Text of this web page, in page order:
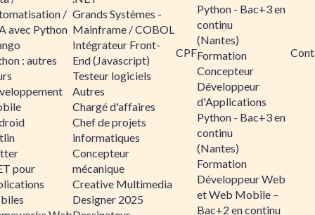
/
avec Python
: autres
pour
Grands Systèmes -
Mainframe / COBOL
Intégrateur Front-
End (Javascript)
Testeur logiciels
Autres
Chargé d'affaires
Chef de projets
informatiques
Concepteur
mécanique
Creative Multimedia
Designer 2025
CPF
Python - Bac+3 en
continu
(Nantes)
Formation
Concepteur
Développeur
d'Applications
Python - Bac+3 en
continu
(Nantes)
Formation
Développeur Web
et Web Mobile –
Bac+2 en continu